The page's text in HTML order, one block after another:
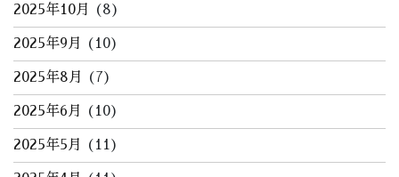
2025年10月 (8)
2025年9月 (10)
2025年8月 (7)
2025年6月 (10)
2025年5月 (11)